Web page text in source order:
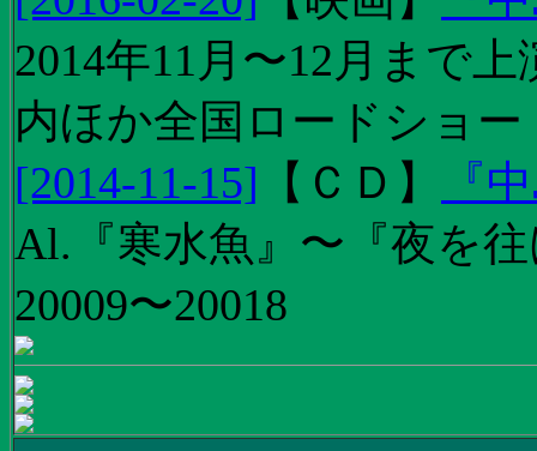
2014年11月〜12月まで
内ほか全国ロードショー
[2014-11-15] 【 ＣＤ 】
『
Al.『寒水魚』〜『夜を
20009〜20018